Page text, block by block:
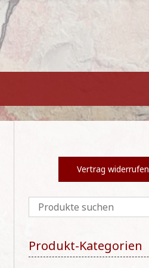
Vertrag widerrufen
Produkt-Kategorien